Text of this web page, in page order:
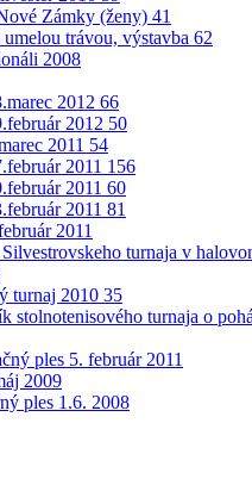
Zámky (ženy) 41
trávou, výstavba 62
2008
2012 66
2012 50
2011 54
2011 156
2011 60
2011 81
2011
turnaja v
turnaj 2010 35
stolnotenisového turnaja o
ples 5. február 2011
2009
ples 1.6. 2008